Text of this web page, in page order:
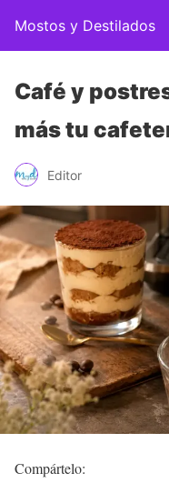
Mostos y Destilados
Café y
más tu
Editor
Compártelo: